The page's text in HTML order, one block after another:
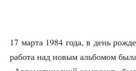
17 мар­та 1984 года, в день
рабо­та над новым аль­бо­мом